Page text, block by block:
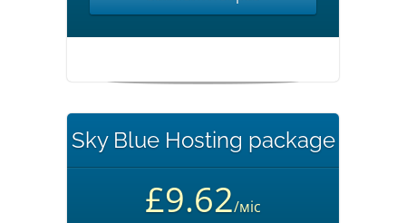
Sky Blue Hosting package
£9.62/міс